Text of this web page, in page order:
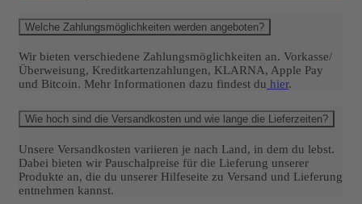
Welche Zahlungsmöglichkeiten werden angeboten?
Wir bieten verschiedene Zahlungsmöglichkeiten an. Vorkasse/
Überweisung, Kreditkartenzahlungen, KLARNA, Apple Pay
und Bitcoin. Mehr Informationen dazu findest du hier.
Wie hoch sind die Versandkosten und wie lange die Lieferzeiten?
Unsere Versandkosten variieren je nach Land, in dem du lebst.
Dabei bieten wir Pauschalpreise für die Lieferung unserer
Produkte an, die du unserer Hilfeseite zu Versand und Lieferung
entnehmen kannst.